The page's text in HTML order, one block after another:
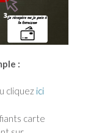
:
cliquez ici
carte